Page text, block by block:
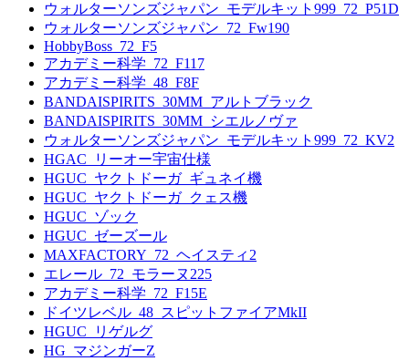
ウォルターソンズジャパン_モデルキット999_72_P51D
ウォルターソンズジャパン_72_Fw190
HobbyBoss_72_F5
アカデミー科学_72_F117
アカデミー科学_48_F8F
BANDAISPIRITS_30MM_アルトブラック
BANDAISPIRITS_30MM_シエルノヴァ
ウォルターソンズジャパン_モデルキット999_72_KV2
HGAC_リーオー宇宙仕様
HGUC_ヤクトドーガ_ギュネイ機
HGUC_ヤクトドーガ_クェス機
HGUC_ゾック
HGUC_ゼーズール
MAXFACTORY_72_ヘイスティ2
エレール_72_モラーヌ225
アカデミー科学_72_F15E
ドイツレベル_48_スピットファイアMkII
HGUC_リゲルグ
HG_マジンガーZ